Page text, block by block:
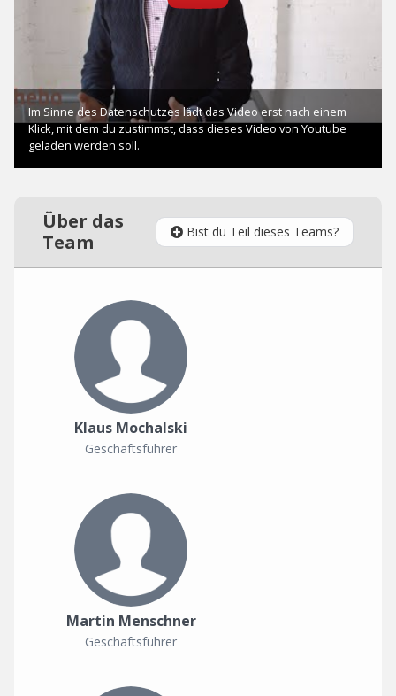
Über das
Team
Bist du Teil dieses Teams?
Klaus Mochalski
Geschäftsführer
Martin Menschner
Geschäftsführer